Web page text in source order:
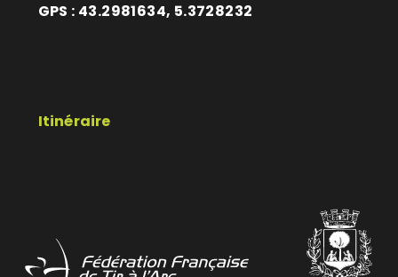
GPS : 43.2981634, 5.3728232
Itinéraire